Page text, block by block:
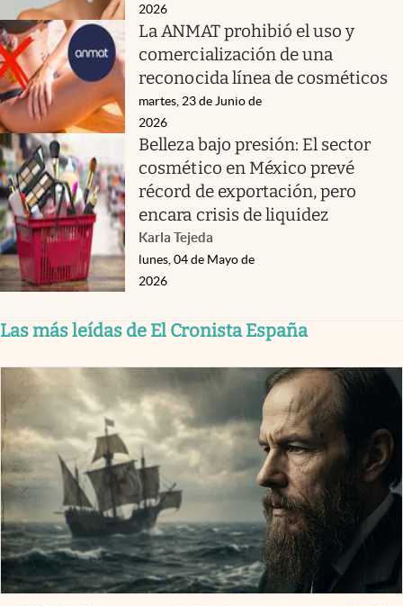
2026
La ANMAT prohibió el uso y
comercialización de una
reconocida línea de cosméticos
martes, 23 de Junio de
2026
Belleza bajo presión: El sector
cosmético en México prevé
récord de exportación, pero
encara crisis de liquidez
Karla Tejeda
lunes, 04 de Mayo de
2026
Las más leídas de El Cronista España